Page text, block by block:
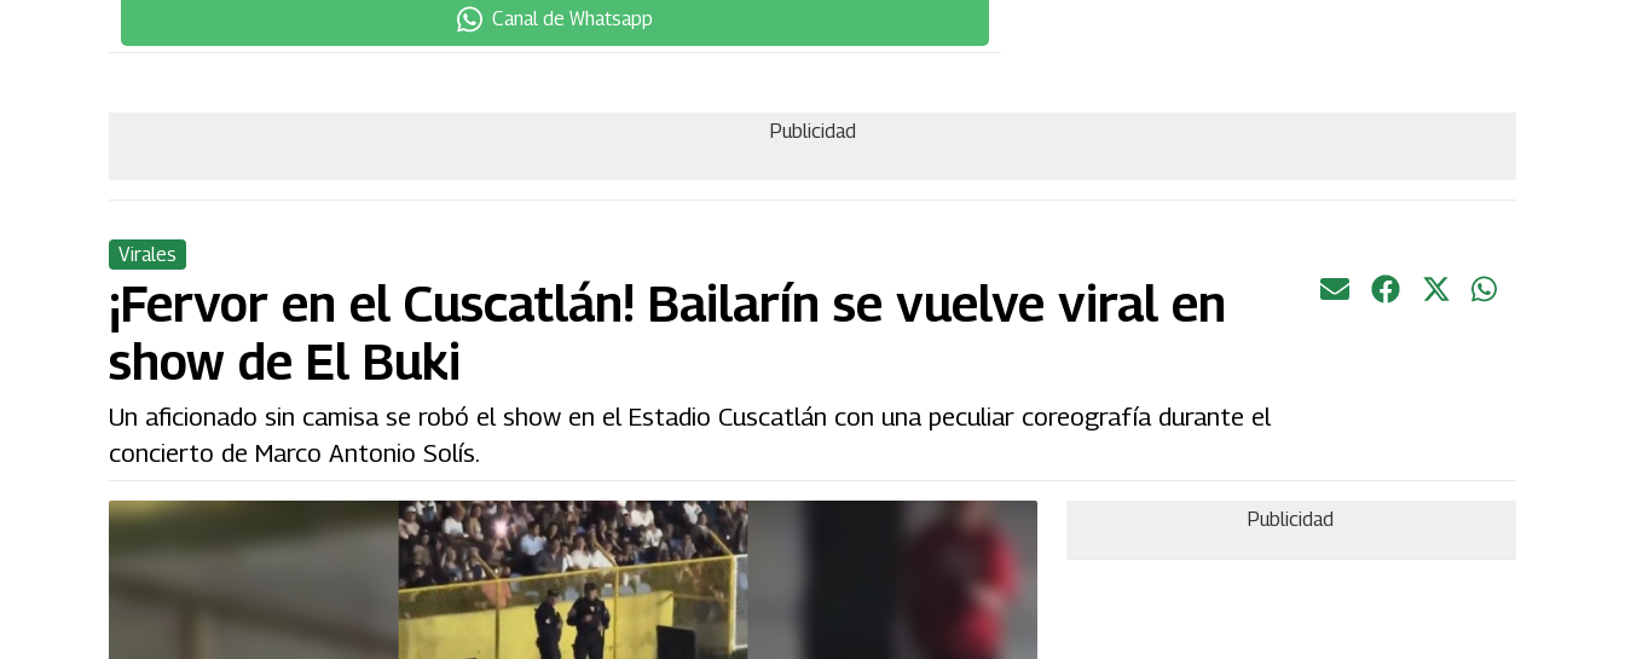
Canal de Whatsapp
Publicidad
Virales
¡Fervor en el Cuscatlán! Bailarín se vuelve viral en
show de El Buki
Un aficionado sin camisa se robó el show en el Estadio Cuscatlán con una peculiar coreografía durante el
concierto de Marco Antonio Solís.
Publicidad